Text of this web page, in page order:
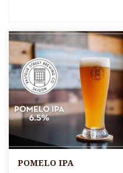
POMELO IPA